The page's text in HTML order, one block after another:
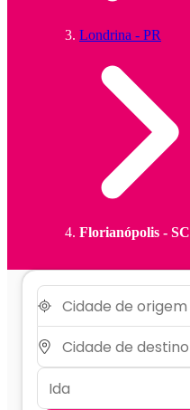
Londrina - PR
Florianópolis - SC